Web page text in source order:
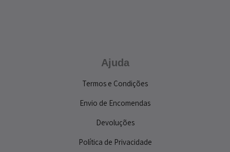
Ajuda
Termos e Condições
Envio de Encomendas
Devoluções
Política de Privacidade